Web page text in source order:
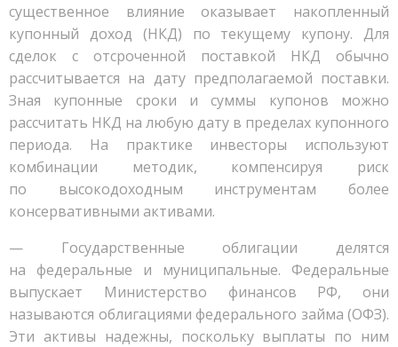
существенное влияние оказывает накопленный
купонный доход (НКД) по текущему купону. Для
сделок с отсроченной поставкой НКД обычно
рассчитывается на дату предполагаемой поставки.
Зная купонные сроки и суммы купонов можно
рассчитать НКД на любую дату в пределах купонного
периода. На практике инвесторы используют
комбинации методик, компенсируя риск
по высокодоходным инструментам более
консервативными активами.
— Государственные облигации делятся
на федеральные и муниципальные. Федеральные
выпускает Министерство финансов РФ, они
называются облигациями федерального займа (ОФЗ).
Эти активы надежны, поскольку выплаты по ним